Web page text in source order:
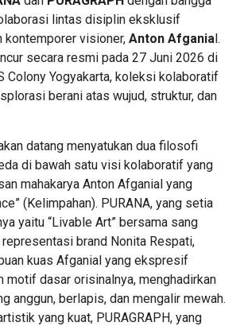
lintas disiplin eksklusif
kontemporer visioner, Anton Afganial.
secara resmi pada 27 Juni 2026 di
Colony Yogyakarta, koleksi kolaboratif
berani atas wujud, struktur, dan
datang menyatukan dua filosofi
di bawah satu visi kolaboratif yang
mahakarya Anton Afganial yang
(Kelimpahan). PURANA, yang setia
yaitu “Livable Art” bersama sang
brand Nonita Respati,
kuas Afganial yang ekspresif
motif dasar orisinalnya, menghadirkan
anggun, berlapis, dan mengalir mewah.
yang kuat, PURAGRAPH, yang